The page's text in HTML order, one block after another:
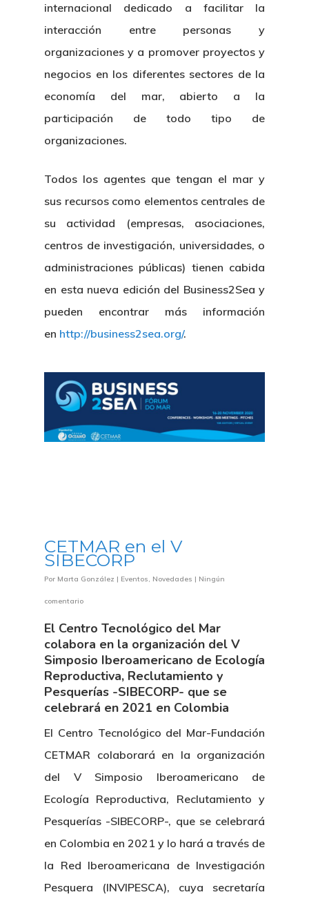
internacional dedicado a facilitar la
interacción entre personas y
organizaciones y a promover proyectos y
negocios en los diferentes sectores de la
economía del mar, abierto a la
participación de todo tipo de
organizaciones.
Todos los agentes que tengan el mar y
sus recursos como elementos centrales de
su actividad (empresas, asociaciones,
centros de investigación, universidades, o
administraciones públicas) tienen cabida
en esta nueva edición del Business2Sea y
pueden encontrar más información
en http://business2sea.org/.
CETMAR en el V
SIBECORP
Por Marta González | Eventos, Novedades | Ningún
comentario
El Centro Tecnológico del Mar
colabora en la organización del V
Simposio Iberoamericano de Ecología
Reproductiva, Reclutamiento y
Pesquerías -SIBECORP- que se
celebrará en 2021 en Colombia
El Centro Tecnológico del Mar-Fundación
CETMAR colaborará en la organización
del V Simposio Iberoamericano de
Ecología Reproductiva, Reclutamiento y
Pesquerías -SIBECORP-, que se celebrará
en Colombia en 2021 y lo hará a través de
la Red Iberoamericana de Investigación
Pesquera (INVIPESCA), cuya secretaría
Manual De Identidad
Corporativa
Logo CETMAR
Contacto
Memoria
Centro De
Boletín De Noticias
Contratación
Licitaciones
Gobierno